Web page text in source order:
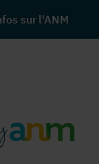
sur l'ANM